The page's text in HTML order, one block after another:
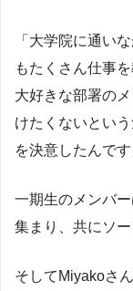
「大学院に通い
もたくさん仕事
大好きな部署の
けたくないとい
を決意したんです
一期生のメンバ
集まり、共にソ
そしてMiyakoさ